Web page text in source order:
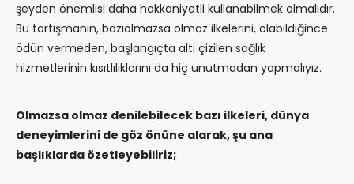
şeyden önemlisi daha hakkaniyetli kullanabilmek olmalıdır.
Bu tartışmanın, bazıolmazsa olmaz ilkelerini, olabildiğince
ödün vermeden, başlangıçta altı çizilen sağlık
hizmetlerinin kısıtlılıklarını da hiç unutmadan yapmalıyız.
Olmazsa olmaz denilebilecek bazı ilkeleri, dünya
deneyimlerini de göz önüne alarak, şu ana
başlıklarda özetleyebiliriz;